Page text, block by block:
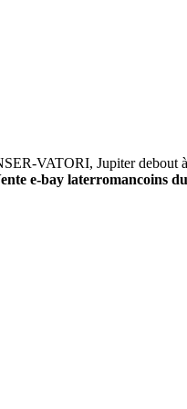
VATORI, Jupiter debout à
e-bay laterromancoins